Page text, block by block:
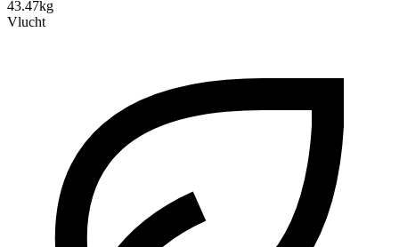
43.47kg
Vlucht